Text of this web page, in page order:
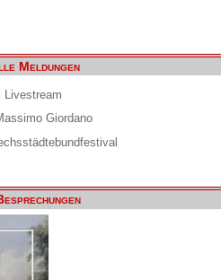
Meldungen
Livestream
Giordano